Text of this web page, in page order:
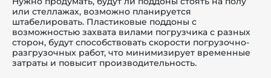
или стеллажах, возможно планируется
штабелировать. Пластиковые поддоны с
возможностью захвата вилами погрузчика с разных
сторон, будут способствовать скорости погрузочно-
разгрузочных работ, что минимизирует временные
затраты и повысит производительность.